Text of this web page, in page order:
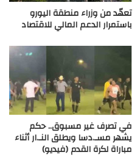
تعهّد من وزراء منطقة اليورو
باستمرار الدعم المالي للاقتصاد
في تصرف غير مسبوق.. حكم
يشهر مسـ.دسا ويطلق النـ.ار أثناء
مباراة لكرة القدم (فيديو)